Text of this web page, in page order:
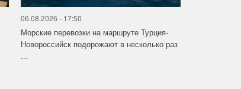
06.08.2026 - 17:50
Морские перевозки на маршруте Турция-
Новороссийск подорожают в несколько раз
...